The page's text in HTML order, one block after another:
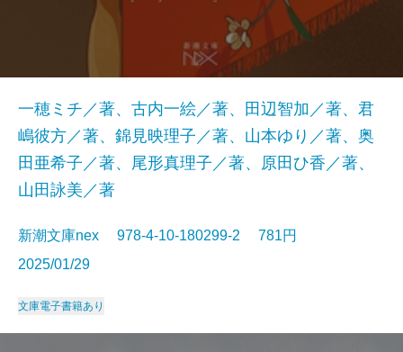
一穂ミチ／著、古内一絵／著、田辺智加／著、君
嶋彼方／著、錦見映理子／著、山本ゆり／著、奥
田亜希子／著、尾形真理子／著、原田ひ香／著、
山田詠美／著
新潮文庫nex 978-4-10-180299-2 781円
2025/01/29
文庫電子書籍あり